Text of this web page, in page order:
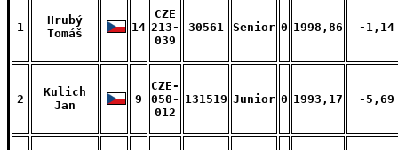
1
Hrubý
Tomáš
14
CZE
213-
039
30561 Senior 0 1998,86 -1,14
2
Kulich
Jan
9
CZE-
050-
012
131519 Junior 0 1993,17 -5,69